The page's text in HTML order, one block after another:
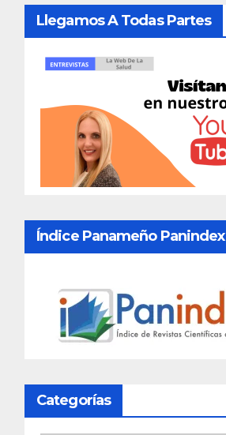
Llegamos A Todas Partes
Índice Panameño Panindex
Categorías